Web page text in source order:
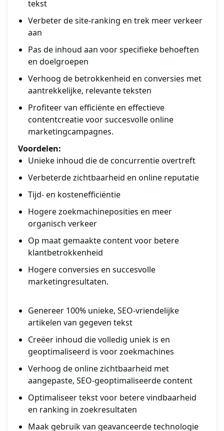
tekst
Verbeter de site-ranking en trek meer verkeer
aan
Pas de inhoud aan voor specifieke behoeften
en doelgroepen
Verhoog de betrokkenheid en conversies met
aantrekkelijke, relevante teksten
Profiteer van efficiënte en effectieve
contentcreatie voor succesvolle online
marketingcampagnes.
Voordelen:
Unieke inhoud die de concurrentie overtreft
Verbeterde zichtbaarheid en online reputatie
Tijd- en kostenefficiëntie
Hogere zoekmachineposities en meer
organisch verkeer
Op maat gemaakte content voor betere
klantbetrokkenheid
Hogere conversies en succesvolle
marketingresultaten.
Genereer 100% unieke, SEO-vriendelijke
artikelen van gegeven tekst
Creëer inhoud die volledig uniek is en
geoptimaliseerd is voor zoekmachines
Verhoog de online zichtbaarheid met
aangepaste, SEO-geoptimaliseerde content
Optimaliseer tekst voor betere vindbaarheid
en ranking in zoekresultaten
Maak gebruik van geavanceerde technologie